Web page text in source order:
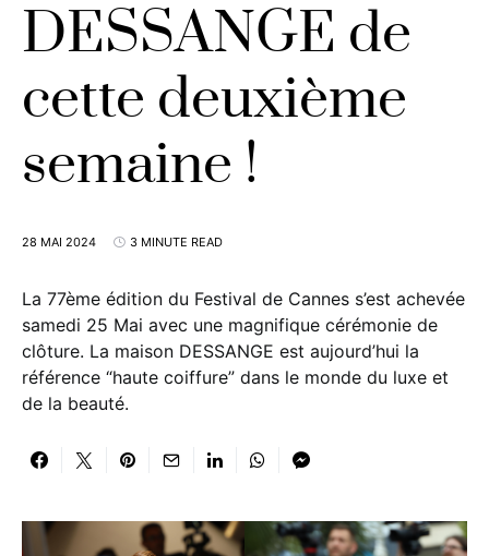
DESSANGE de
cette deuxième
semaine !
28 MAI 2024 3 MINUTE READ
La 77ème édition du Festival de Cannes s’est achevée
samedi 25 Mai avec une magnifique cérémonie de
clôture. La maison DESSANGE est aujourd’hui la
référence “haute coiffure” dans le monde du luxe et
de la beauté.